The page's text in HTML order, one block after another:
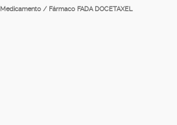
Medicamento / Fármaco FADA DOCETAXEL